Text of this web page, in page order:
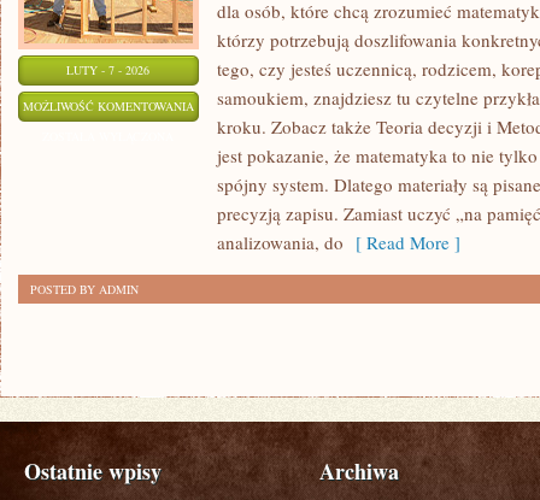
LUTY - 7 - 2026
MOŻLIWOŚĆ KOMENTOWANIA TEORIA
STEROWANIA
dla osób, które chcą zrozumieć
którzy potrzebują doszlifowania
tego, czy jesteś uczennicą, rodzicem,
samoukiem, znajdziesz tu czytelne
kroku. Zobacz także Teoria decyzji i
jest pokazanie, że matematyka to nie
spójny system. Dlatego materiały są
precyzją zapisu. Zamiast uczyć „na
analizowania, do [ Read More ]
POSTED BY ADMIN
Ostatnie wpisy Archiwa